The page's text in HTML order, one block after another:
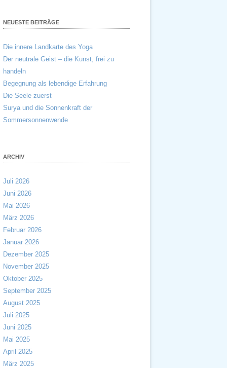
NEUESTE BEITRÄGE
Die innere Landkarte des Yoga
Der neutrale Geist – die Kunst, frei zu
handeln
Begegnung als lebendige Erfahrung
Die Seele zuerst
Surya und die Sonnenkraft der
Sommersonnenwende
ARCHIV
Juli 2026
Juni 2026
Mai 2026
März 2026
Februar 2026
Januar 2026
Dezember 2025
November 2025
Oktober 2025
September 2025
August 2025
Juli 2025
Juni 2025
Mai 2025
April 2025
März 2025